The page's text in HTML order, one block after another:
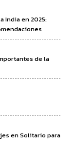
India en 2025:
de la
en Solitario para